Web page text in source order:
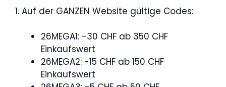
1. Auf der GANZEN Website gültige Codes:
26MEGA1: -30 CHF ab 350 CHF
Einkaufswert
26MEGA2: -15 CHF ab 150 CHF
Einkaufswert